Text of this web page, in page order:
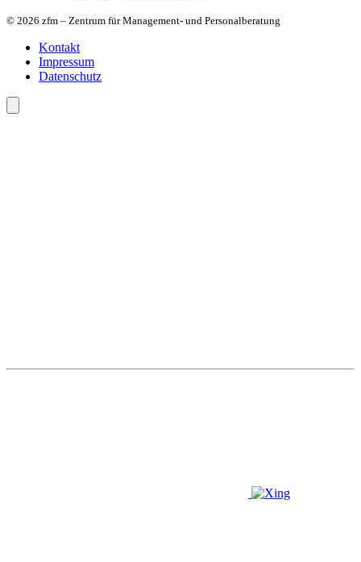
© 2026 zfm – Zentrum für Management- und Personalberatung
Kontakt
Impressum
Datenschutz